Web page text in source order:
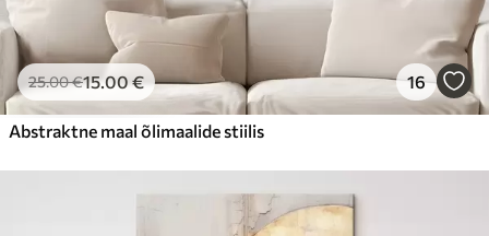
25.00€15.00€ 16
Abstraktne maal õlimaalide stiilis